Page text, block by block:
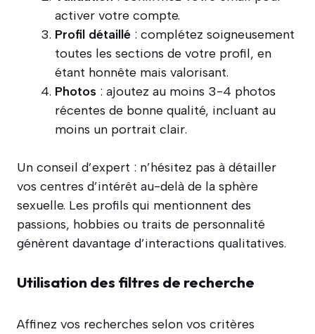
activer votre compte.
Profil détaillé : complétez soigneusement
toutes les sections de votre profil, en
étant honnête mais valorisant.
Photos : ajoutez au moins 3-4 photos
récentes de bonne qualité, incluant au
moins un portrait clair.
Un conseil d’expert : n’hésitez pas à détailler
vos centres d’intérêt au-delà de la sphère
sexuelle. Les profils qui mentionnent des
passions, hobbies ou traits de personnalité
génèrent davantage d’interactions qualitatives.
Utilisation des filtres de recherche
Affinez vos recherches selon vos critères